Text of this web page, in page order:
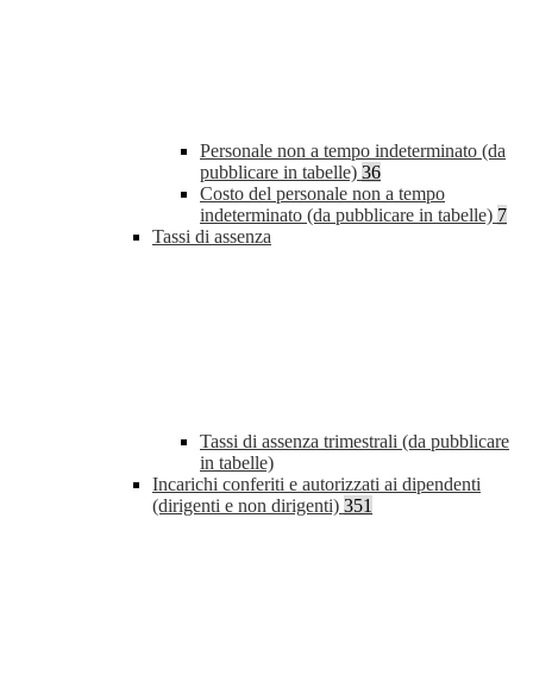
Personale non a tempo indeterminato (da
pubblicare in tabelle) 36
Costo del personale non a tempo
indeterminato (da pubblicare in tabelle) 7
Tassi di assenza
Tassi di assenza trimestrali (da pubblicare
in tabelle)
Incarichi conferiti e autorizzati ai dipendenti
(dirigenti e non dirigenti) 351